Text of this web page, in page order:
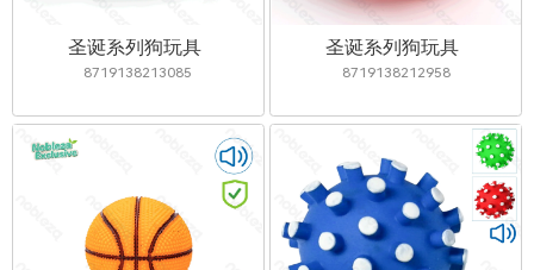
圣诞系列狗玩具
8719138213085
圣诞系列狗玩具
8719138212958